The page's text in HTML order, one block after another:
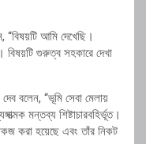
“বিষয়টি আমি দেখেছি।
গুরুত্ব সহকারে দেখা
বলেন, “ভূমি সেবা মেলায়
মন্তব্য শিষ্টাচারবহির্ভূত।
করা হয়েছে এবং তাঁর নিকট